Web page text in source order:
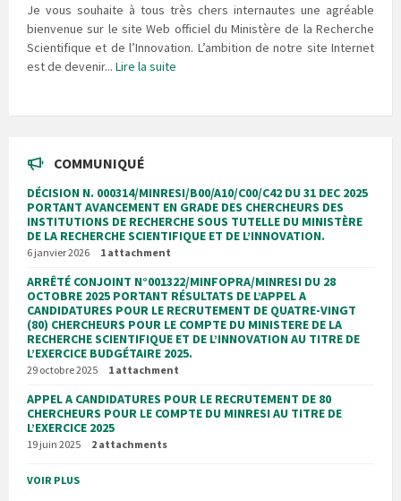
Je vous souhaite à tous très chers internautes une agréable
bienvenue sur le site Web officiel du Ministère de la Recherche
Scientifique et de l’Innovation. L’ambition de notre site Internet
est de devenir... Lire la suite
COMMUNIQUÉ
DÉCISION N. 000314/MINRESI/B00/A10/C00/C42 DU 31 DEC 2025
PORTANT AVANCEMENT EN GRADE DES CHERCHEURS DES
INSTITUTIONS DE RECHERCHE SOUS TUTELLE DU MINISTÈRE
DE LA RECHERCHE SCIENTIFIQUE ET DE L’INNOVATION.
6 janvier 2026 1 attachment
ARRÊTÉ CONJOINT N°001322/MINFOPRA/MINRESI DU 28
OCTOBRE 2025 PORTANT RÉSULTATS DE L’APPEL A
CANDIDATURES POUR LE RECRUTEMENT DE QUATRE-VINGT
(80) CHERCHEURS POUR LE COMPTE DU MINISTERE DE LA
RECHERCHE SCIENTIFIQUE ET DE L’INNOVATION AU TITRE DE
L’EXERCICE BUDGÉTAIRE 2025.
29 octobre 2025 1 attachment
APPEL A CANDIDATURES POUR LE RECRUTEMENT DE 80
CHERCHEURS POUR LE COMPTE DU MINRESI AU TITRE DE
L’EXERCICE 2025
19 juin 2025 2 attachments
VOIR PLUS